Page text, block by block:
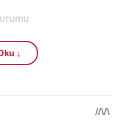
metinde
Eyüpspor maçı,
↓